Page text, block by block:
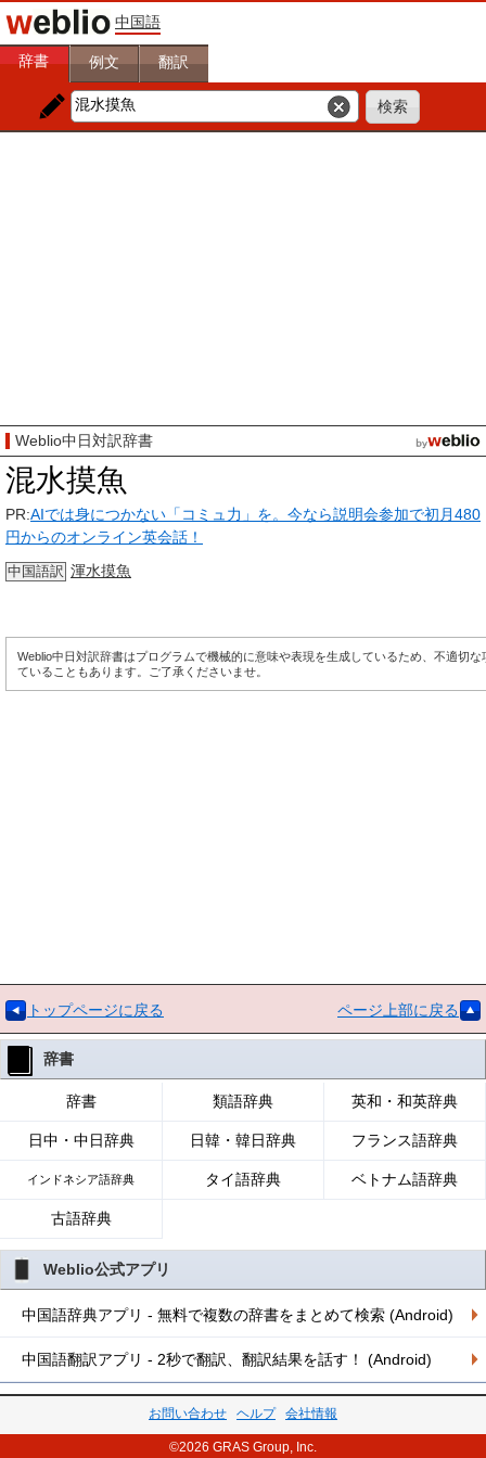
中国語
辞書 例文 翻訳
Weblio中日対訳辞書
混水摸魚
PR:AIでは身につかない「コミュ力」を。今なら説明会参加で初月480
円からのオンライン英会話！
中国語訳 渾水摸魚
Weblio中日対訳辞書はプログラムで機械的に意味や表現を生成しているため、不適切な
ていることもあります。ご了承くださいませ。
トップページに戻る ページ上部に戻る
辞書
辞書 類語辞典 英和・和英辞典
日中・中日辞典 日韓・韓日辞典 フランス語辞典
インドネシア語辞典 タイ語辞典 ベトナム語辞典
古語辞典
Weblio公式アプリ
中国語辞典アプリ - 無料で複数の辞書をまとめて検索 (Android)
中国語翻訳アプリ - 2秒で翻訳、翻訳結果を話す！ (Android)
お問い合わせ ヘルプ 会社情報
©2026 GRAS Group, Inc.